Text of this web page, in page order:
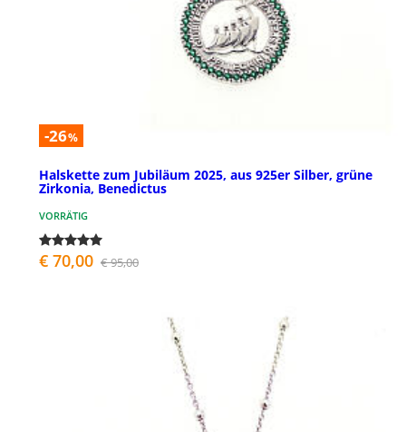
-26%
Halskette zum Jubiläum 2025, aus 925er Silber, grüne
Zirkonia, Benedictus
VORRÄTIG
€ 70,00 € 95,00